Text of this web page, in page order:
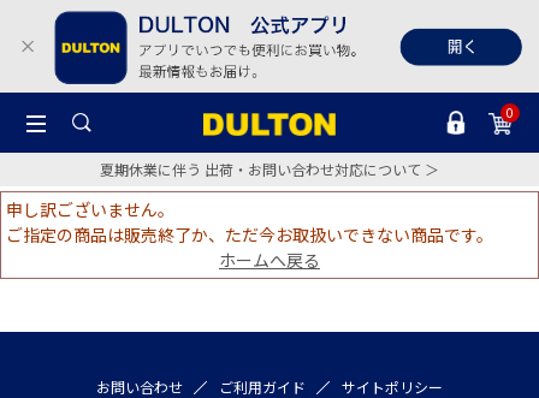
0
夏期休業に伴う 出荷・お問い合わせ対応について ＞
申し訳ございません。
ご指定の商品は販売終了か、ただ今お取扱いできない商品です。
ホームへ戻る
お問い合わせ ご利用ガイド
サイトポリシー